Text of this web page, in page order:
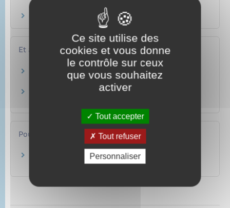
Un mineur peut-il porter plainte ?
Et aussi
Infractions sexuelles sur mineur
Pour en savoir plus
Services d’aide aux victimes
Ministère chargé de la justice
Ce site utilise des
cookies et vous donne
le contrôle sur ceux
que vous souhaitez
activer
Tout accepter
Tout refuser
Personnaliser